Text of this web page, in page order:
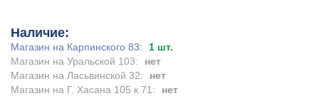
Наличие:
Магазин на Карпинского 83:
1 шт.
Магазин на Уральской 103:
нет
Магазин на Ласьвинской 32:
нет
Магазин на Г. Хасана 105 к.71:
нет